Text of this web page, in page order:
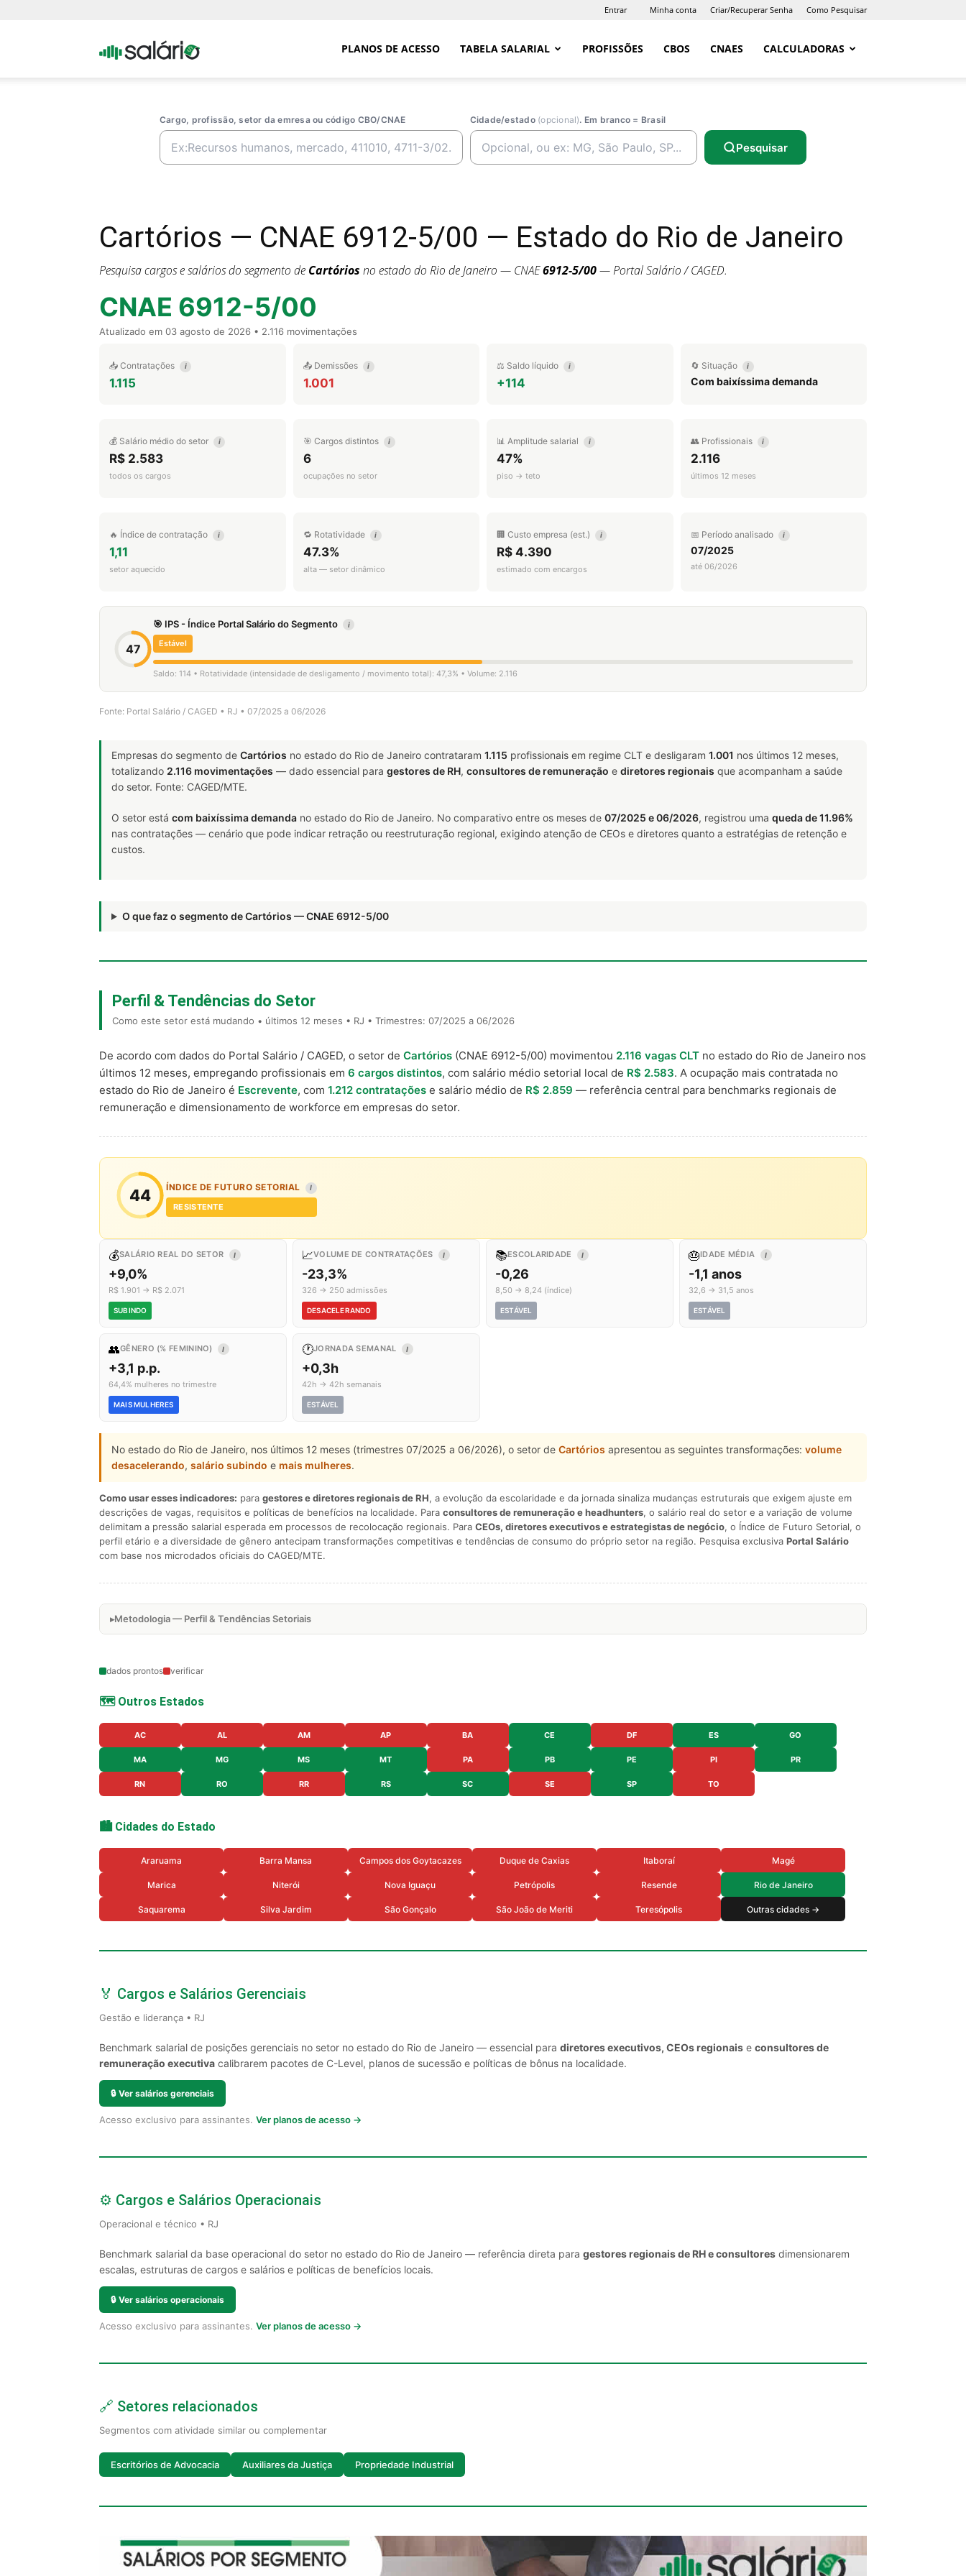
Entrar Minha conta Criar/Recuperar Senha Como Pesquisar
Portal PLANOS DE ACESSO TABELA SALARIAL PROFISSÕES CBOS CNAES CALCULADORAS
Cargo, profissão, setor da emresa ou código CBO/CNAE Cidade/estado (opcional). Em branco = Brasil
Pesquisar
Cartórios — CNAE 6912-5/00 — Estado do Rio de Janeiro
Pesquisa cargos e salários do segmento de Cartórios no estado do Rio de Janeiro — CNAE6912-5/00— Portal Salário / CAGED.
CNAE 6912-5/00
Atualizado em 03 agosto de 2026 • 2.116 movimentações
📥 Contratações i
1.115
📤 Demissões i
1.001
⚖️ Saldo líquido i
+114
🔄 Situação i
Com baixíssima demanda
💰 Salário médio do setor i
R$ 2.583
todos os cargos
🎯 Cargos distintos i
6
ocupações no setor
📊 Amplitude salarial i
47%
piso → teto
👥 Profissionais i
2.116
últimos 12 meses
🔥 Índice de contratação i
1,11
setor aquecido
🔁 Rotatividade i
47.3%
alta — setor dinâmico
🏢 Custo empresa (est.) i
R$ 4.390
estimado com encargos
📅 Período analisado i
07/2025
até 06/2026
47
🎯 IPS - Índice Portal Salário do Segmento i
Estável
Saldo: 114 • Rotatividade (intensidade de desligamento / movimento total): 47,3% • Volume: 2.116
Fonte: Portal Salário / CAGED • RJ • 07/2025 a 06/2026
Empresas do segmento de Cartórios no estado do Rio de Janeiro contrataram 1.115 profissionais em regime CLT e desligaram 1.001 nos últimos 12 meses,
totalizando 2.116 movimentações — dado essencial para gestores de RH, consultores de remuneração e diretores regionais que acompanham a saúde
do setor. Fonte: CAGED/MTE.
O setor está com baixíssima demanda no estado do Rio de Janeiro. No comparativo entre os meses de 07/2025 e 06/2026, registrou uma queda de 11.96%
nas contratações — cenário que pode indicar retração ou reestruturação regional, exigindo atenção de CEOs e diretores quanto a estratégias de retenção e
custos.
O que faz o segmento de Cartórios — CNAE 6912-5/00
Perfil & Tendências do Setor
Como este setor está mudando • últimos 12 meses • RJ • Trimestres: 07/2025 a 06/2026
De acordo com dados do Portal Salário / CAGED, o setor de Cartórios (CNAE 6912-5/00) movimentou 2.116 vagas CLT no estado do Rio de Janeiro nos
últimos 12 meses, empregando profissionais em 6 cargos distintos, com salário médio setorial local de R$ 2.583. A ocupação mais contratada no
estado do Rio de Janeiro é Escrevente, com 1.212 contratações e salário médio de R$ 2.859 — referência central para benchmarks regionais de
remuneração e dimensionamento de workforce em empresas do setor.
44 ÍNDICE DE FUTURO SETORIAL I
RESISTENTE
💰SALÁRIO REAL DO SETOR I
+9,0%
R$ 1.901 → R$ 2.071
SUBINDO
📈VOLUME DE CONTRATAÇÕES I
-23,3%
326 → 250 admissões
DESACELERANDO
📚ESCOLARIDADE I
-0,26
8,50 → 8,24 (índice)
ESTÁVEL
🎂IDADE MÉDIA I
-1,1 anos
32,6 → 31,5 anos
ESTÁVEL
👥GÊNERO (% FEMININO) I
+3,1 p.p.
64,4% mulheres no trimestre
MAIS MULHERES
🕐JORNADA SEMANAL I
+0,3h
42h → 42h semanais
ESTÁVEL
No estado do Rio de Janeiro, nos últimos 12 meses (trimestres 07/2025 a 06/2026), o setor de Cartórios apresentou as seguintes transformações: volume
desacelerando, salário subindo e mais mulheres.
Como usar esses indicadores: para gestores e diretores regionais de RH, a evolução da escolaridade e da jornada sinaliza mudanças estruturais que exigem ajuste em
descrições de vagas, requisitos e políticas de benefícios na localidade. Para consultores de remuneração e headhunters, o salário real do setor e a variação de volume
delimitam a pressão salarial esperada em processos de recolocação regionais. Para CEOs, diretores executivos e estrategistas de negócio, o Índice de Futuro Setorial, o
perfil etário e a diversidade de gênero antecipam transformações competitivas e tendências de consumo do próprio setor na região. Pesquisa exclusiva Portal Salário
com base nos microdados oficiais do CAGED/MTE.
Metodologia — Perfil & Tendências Setoriais
dados prontos verificar
🗺️ Outros Estados
AC AL AM AP BA CE DF ES GO
MA MG MS MT PA PB PE PI PR
RN RO RR RS SC SE SP TO
🏙️ Cidades do Estado
Araruama Barra Mansa Campos dos Goytacazes Duque de Caxias Itaboraí Magé
Marica Niterói Nova Iguaçu Petrópolis Resende Rio de Janeiro
Saquarema Silva Jardim São Gonçalo São João de Meriti Teresópolis Outras cidades →
🏅 Cargos e Salários Gerenciais
Gestão e liderança • RJ
Benchmark salarial de posições gerenciais no setor no estado do Rio de Janeiro — essencial para diretores executivos, CEOs regionais e consultores de
remuneração executiva calibrarem pacotes de C-Level, planos de sucessão e políticas de bônus na localidade.
🔒 Ver salários gerenciais
Acesso exclusivo para assinantes. Ver planos de acesso →
⚙️ Cargos e Salários Operacionais
Operacional e técnico • RJ
Benchmark salarial da base operacional do setor no estado do Rio de Janeiro — referência direta para gestores regionais de RH e consultores dimensionarem
escalas, estruturas de cargos e salários e políticas de benefícios locais.
🔒 Ver salários operacionais
Acesso exclusivo para assinantes. Ver planos de acesso →
🔗 Setores relacionados
Segmentos com atividade similar ou complementar
Escritórios de Advocacia Auxiliares da Justiça Propriedade Industrial